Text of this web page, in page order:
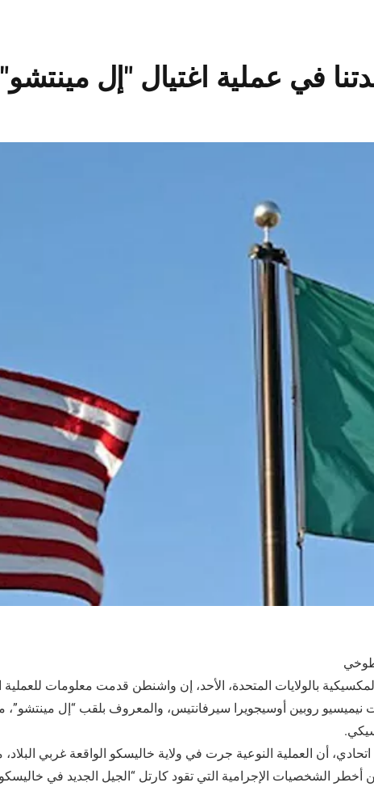
في عملية اغتيال "إل مينتشو"
بالولايات المتحدة، الأحد، إن واشنطن قدمت معلومات
نيميسيو روبين أوسيجويرا سيرفانتيس، والمعروف بلقب “إل
أن العملية النوعية جرت في ولاية خاليسكو الواقعة غربي البلاد،
أخطر الشخصيات الإجرامية التي تقود كارتل “الجيل الجديد في